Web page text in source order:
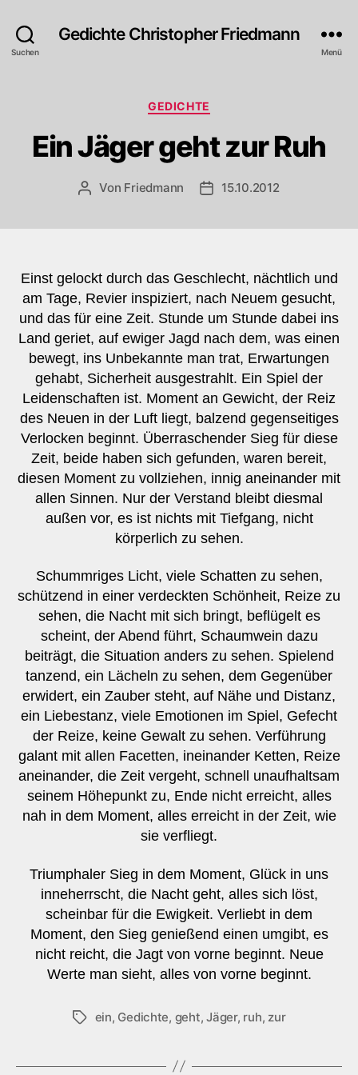
Suchen
Gedichte Christopher Friedmann
Menü
Kategorien
GEDICHTE
Ein Jäger geht zur Ruh
Beitragsautor
Von Friedmann Veröffentlichungsdatum
15.10.2012
Einst gelockt durch das Geschlecht, nächtlich und
am Tage, Revier inspiziert, nach Neuem gesucht,
und das für eine Zeit. Stunde um Stunde dabei ins
Land geriet, auf ewiger Jagd nach dem, was einen
bewegt, ins Unbekannte man trat, Erwartungen
gehabt, Sicherheit ausgestrahlt. Ein Spiel der
Leidenschaften ist. Moment an Gewicht, der Reiz
des Neuen in der Luft liegt, balzend gegenseitiges
Verlocken beginnt. Überraschender Sieg für diese
Zeit, beide haben sich gefunden, waren bereit,
diesen Moment zu vollziehen, innig aneinander mit
allen Sinnen. Nur der Verstand bleibt diesmal
außen vor, es ist nichts mit Tiefgang, nicht
körperlich zu sehen.
Schummriges Licht, viele Schatten zu sehen,
schützend in einer verdeckten Schönheit, Reize zu
sehen, die Nacht mit sich bringt, beflügelt es
scheint, der Abend führt, Schaumwein dazu
beiträgt, die Situation anders zu sehen. Spielend
tanzend, ein Lächeln zu sehen, dem Gegenüber
erwidert, ein Zauber steht, auf Nähe und Distanz,
ein Liebestanz, viele Emotionen im Spiel, Gefecht
der Reize, keine Gewalt zu sehen. Verführung
galant mit allen Facetten, ineinander Ketten, Reize
aneinander, die Zeit vergeht, schnell unaufhaltsam
seinem Höhepunkt zu, Ende nicht erreicht, alles
nah in dem Moment, alles erreicht in der Zeit, wie
sie verfliegt.
Triumphaler Sieg in dem Moment, Glück in uns
inneherrscht, die Nacht geht, alles sich löst,
scheinbar für die Ewigkeit. Verliebt in dem
Moment, den Sieg genießend einen umgibt, es
nicht reicht, die Jagt von vorne beginnt. Neue
Werte man sieht, alles von vorne beginnt.
Schlagwörter
ein, Gedichte, geht,Jäger, ruh, zur